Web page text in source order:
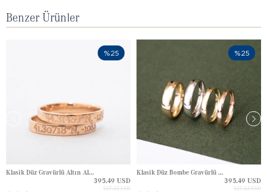
Benzer Ürünler
Klasik Düz Gravürlü Altın Alyans
395.49 USD
527.32 USD
%25
Klasik Düz Bombe Gravürlü Altın Alyans
395.49 USD
527.32 USD
%25